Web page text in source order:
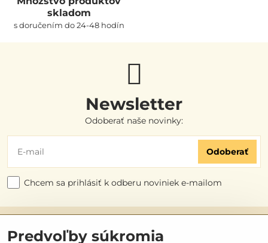
skladom
s doručením do 24-48 hodín
Newsletter
Odoberať naše novinky:
Odoberať
Chcem sa prihlásiť k odberu noviniek e-mailom
Užitočné odkazy
Predvoľby súkromia